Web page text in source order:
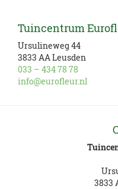
Tuincentrum
Ursulineweg 44
3833 AA Leusden
033 – 434 78 78
info@eurofleur.nl
3833